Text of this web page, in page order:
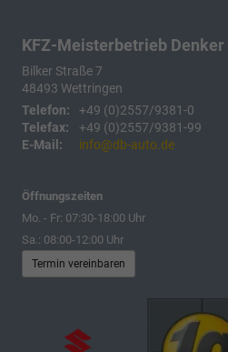
KFZ-Meisterbetrieb Denker
Bilker Straße 7
48493 Wettringen
Telefon:
+49 (0)2557/9381-0
Telefax:
+49 (0)2557/9381-99
E-Mail:
info@db-auto.de
Öffnungszeiten
Mo. - Fr: 07:30-18:00 Uhr
Sa.: 08:00-12:00 Uhr
Termin vereinbaren